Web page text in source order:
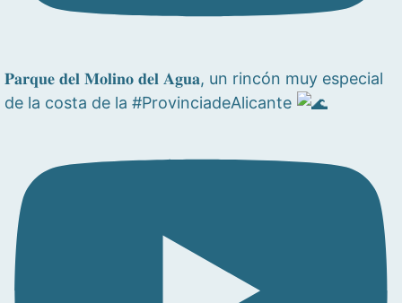
𝐏𝐚𝐫𝐪𝐮𝐞 𝐝𝐞𝐥 𝐌𝐨𝐥𝐢𝐧𝐨 𝐝𝐞𝐥 𝐀𝐠𝐮𝐚, un rincón muy especial
de la costa de la #ProvinciadeAlicante